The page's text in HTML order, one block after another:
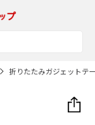
折りたたみガジェットテ